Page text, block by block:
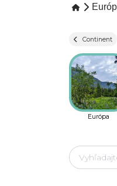
Continent
Európa